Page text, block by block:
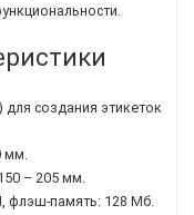
создания этикеток
мм.
– 205 мм.
флэш-память: 128 Мб.